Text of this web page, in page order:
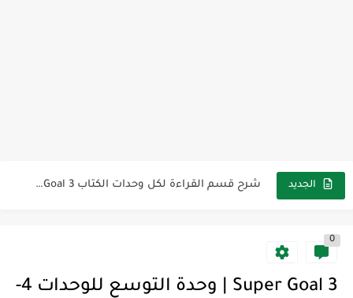
الجديد شرح قسم القراءة لكل وحدات الكتاب Super Goal 3 -...
0
Super Goal 3 | وحدة التوسع للوحدات 4-